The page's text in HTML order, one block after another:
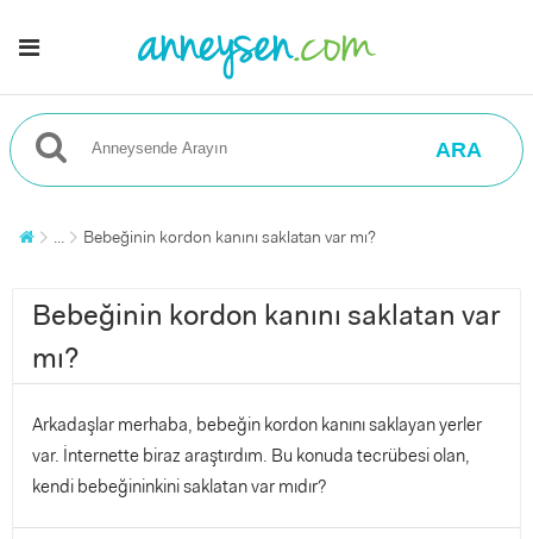
ARA
... Bebeğinin kordon kanını saklatan var mı?
Bebeğinin kordon kanını saklatan var
mı?
Arkadaşlar merhaba, bebeğin kordon kanını saklayan yerler
var. İnternette biraz araştırdım. Bu konuda tecrübesi olan,
kendi bebeğininkini saklatan var mıdır?